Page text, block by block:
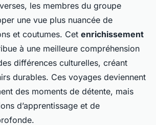
les membres du groupe
une vue plus nuancée de
et coutumes. Cet enrichissement
à une meilleure compréhension
différences culturelles, créant
durables. Ces voyages deviennent
des moments de détente, mais
d’apprentissage et de